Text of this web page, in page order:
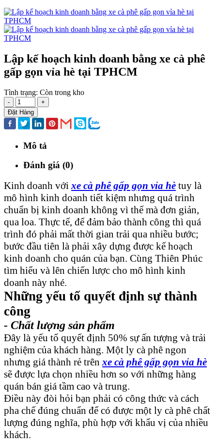
Lập kế hoạch kinh doanh bằng xe cà phê
gấp gọn vỉa hè tại TPHCM
Tình trạng: Còn trong kho
-
+
Đặt Hàng
Mô tả
Đánh giá (0)
Kinh doanh vớixe cà phê gấp gọn vỉa hè tuy là
mô hình kinh doanh tiết kiệm nhưng quá trình
chuẩn bị kinh doanh không vì thế mà đơn giản,
qua loa. Thực tế, để đảm bảo thành công thì quá
trình đó phải mất thời gian trải qua nhiều bước;
bước đầu tiên là phải xây dựng được kế hoạch
kinh doanh cho quán của bạn. Cùng Thiên Phúc
tìm hiểu và lên chiến lược cho mô hình kinh
doanh này nhé.
Những yếu tố quyết định sự thành
công
- Chất lượng sản phẩm
Đây là yếu tố quyết định 50% sự ấn tượng và trải
nghiệm của khách hàng. Một ly cà phê ngon
nhưng giá thành rẻ trênxe cà phê gấp gọn vỉa hè
sẽ được lựa chọn nhiều hơn so với những hàng
quán bán giá tầm cao và trung.
Điều này đòi hỏi bạn phải có công thức và cách
pha chế đúng chuẩn để có được một ly cà phê chất
lượng đúng nghĩa, phù hợp với khẩu vị của nhiều
khách.